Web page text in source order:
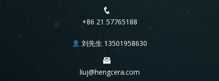
+86 21 57765188
刘先生 13501958630
liuj@hengcera.com